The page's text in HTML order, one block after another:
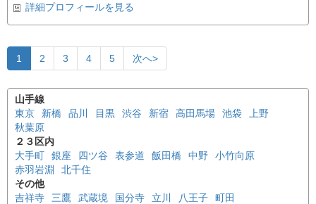
詳細プロフィールを見る
1 2 3 4 5 次へ>
山手線
東京
新橋 品川 目黒 渋谷 新宿 高田馬場 池袋
上野
秋葉原
２３区内
大手町
銀座 四ツ谷 表参道 飯田橋 中野
小竹向原
赤羽岩淵
北千住
その他
吉祥寺
三鷹 武蔵境 国分寺 立川 八王子
町田